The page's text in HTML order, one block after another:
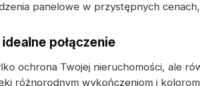
panelowe w przystępnych
połączenie
ochrona Twojej nieruchomości, ale
różnorodnym wykończeniom i